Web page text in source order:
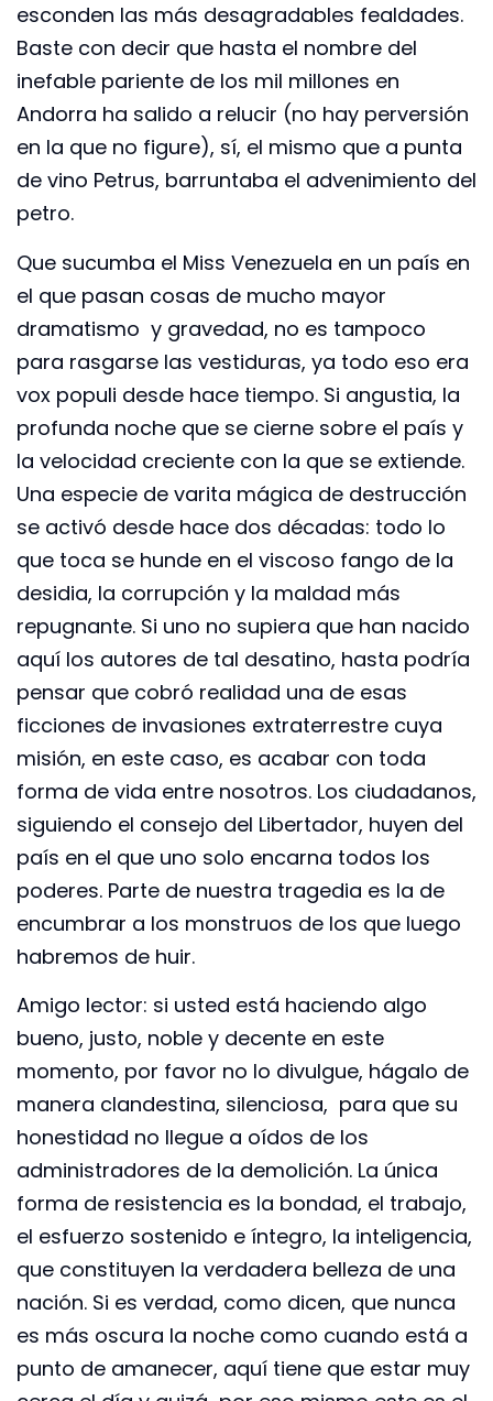
esconden las más desagradables fealdades.
Baste con decir que hasta el nombre del
inefable pariente de los mil millones en
Andorra ha salido a relucir (no hay perversión
en la que no figure), sí, el mismo que a punta
de vino Petrus, barruntaba el advenimiento del
petro.
Que sucumba el Miss Venezuela en un país en
el que pasan cosas de mucho mayor
dramatismo y gravedad, no es tampoco
para rasgarse las vestiduras, ya todo eso era
vox populi desde hace tiempo. Si angustia, la
profunda noche que se cierne sobre el país y
la velocidad creciente con la que se extiende.
Una especie de varita mágica de destrucción
se activó desde hace dos décadas: todo lo
que toca se hunde en el viscoso fango de la
desidia, la corrupción y la maldad más
repugnante. Si uno no supiera que han nacido
aquí los autores de tal desatino, hasta podría
pensar que cobró realidad una de esas
ficciones de invasiones extraterrestre cuya
misión, en este caso, es acabar con toda
forma de vida entre nosotros. Los ciudadanos,
siguiendo el consejo del Libertador, huyen del
país en el que uno solo encarna todos los
poderes. Parte de nuestra tragedia es la de
encumbrar a los monstruos de los que luego
habremos de huir.
Amigo lector: si usted está haciendo algo
bueno, justo, noble y decente en este
momento, por favor no lo divulgue, hágalo de
manera clandestina, silenciosa, para que su
honestidad no llegue a oídos de los
administradores de la demolición. La única
forma de resistencia es la bondad, el trabajo,
el esfuerzo sostenido e íntegro, la inteligencia,
que constituyen la verdadera belleza de una
nación. Si es verdad, como dicen, que nunca
es más oscura la noche como cuando está a
punto de amanecer, aquí tiene que estar muy